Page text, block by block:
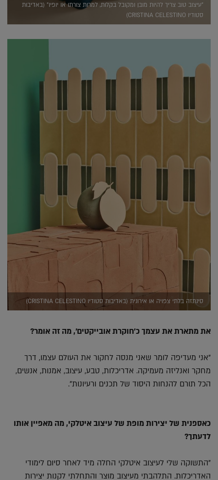
"עיצוב טוב צריך להיות מובן ומקובל בקלות, למרות צורתו או יופיו" (באדיבות
סטודיו CRISTINA CELESTINO)
סינתזה בלתי צפויה או אירונית (באדיבות סטודיו CRISTINA CELESTINO)
את מתארת את עצמך כ'חוקרת אובייקטים', מה זה אומר?
"אני מעדיפה לומר שאני מנסה לחקור את העולם עצמו, דרך
מחקר ואנליזה מעמיקה. אדריכלות, טבע, עיצוב, אמנות, אנשים,
הכל תורם להנחות היסוד של תכנים ורעיונות".
כאספנית של יצירות מופת של עיצוב איטלקי, מה מאפיין אותו
לדעתך?
"התשוקה שלי לעיצוב איטלקי החלה מיד לאחר סיום לימודי
האדריכלות. התלהבתי מעיצוב מוצר והתחלתי לקנות יצירות